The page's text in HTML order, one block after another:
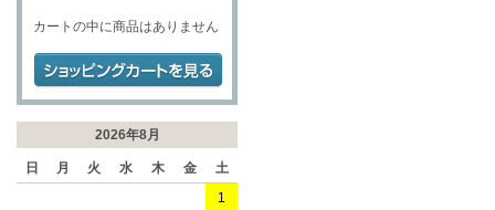
カートの中に商品はありません
2026年8月
日 月 火 水 木 金
土
1